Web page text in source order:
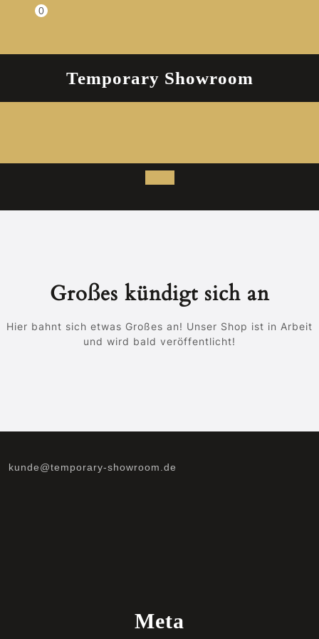
Einkaufswagen
0
Temporary Showroom
Open
Button
Großes kündigt sich an
Hier bahnt sich etwas Großes an! Unser Shop ist in Arbeit
und wird bald veröffentlicht!
kunde@temporary-showroom.de
Meta